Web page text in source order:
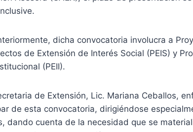
dicha convocatoria involucra a
de Extensión de Interés Social (PEIS) y
(PEII).
de Extensión, Lic. Mariana Ceballos,
de esta convocatoria, dirigiéndose
dando cuenta de la necesidad que se